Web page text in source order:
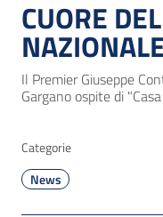
CUORE
Il Premier Giuseppe
Gargano ospite di
Categorie
News